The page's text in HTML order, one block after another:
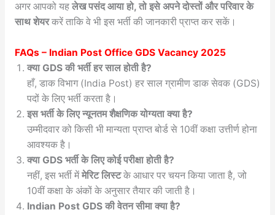
अगर आपको यह लेख पसंद आया हो, तो इसे अपने दोस्तों और परिवार के
साथ शेयरकरें ताकि वे भी इस भर्ती की जानकारी प्राप्त कर सकें।
FAQs – Indian Post Office GDS Vacancy 2025
क्या GDS की भर्ती हर साल होती है?
हाँ, डाक विभाग (India Post) हर साल ग्रामीण डाक सेवक (GDS)
पदों के लिए भर्ती करता है।
इस भर्ती के लिए न्यूनतम शैक्षणिक योग्यता क्या है?
उम्मीदवार को किसी भी मान्यता प्राप्त बोर्ड से 10वीं कक्षा उत्तीर्ण होना
आवश्यक है।
क्या GDS भर्ती के लिए कोई परीक्षा होती है?
नहीं, इस भर्ती मेंमेरिट लिस्टके आधार पर चयन किया जाता है, जो
10वीं कक्षा के अंकों के अनुसार तैयार की जाती है।
Indian Post GDS की वेतन सीमा क्या है?